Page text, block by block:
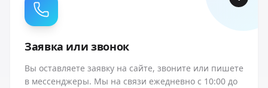
Заявка или звонок
Вы оставляете заявку на сайте, звоните или пишете
в мессенджеры. Мы на связи ежедневно с 10:00 до